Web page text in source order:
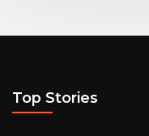
Top Stories